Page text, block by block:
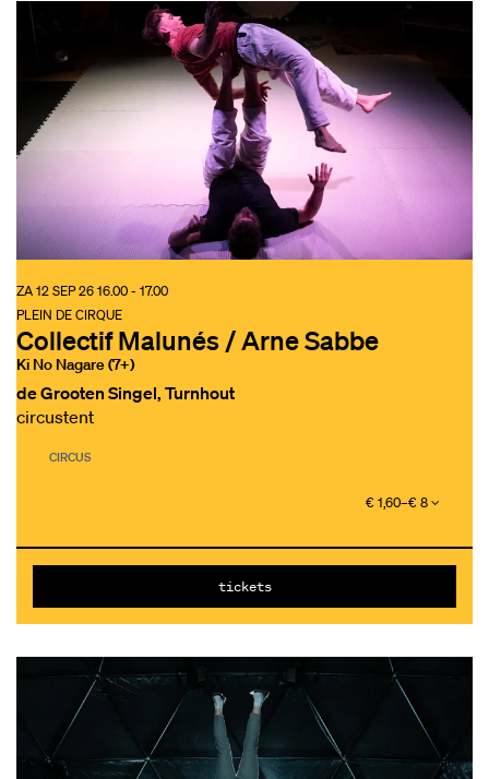
Collectif Malunés / Arne Sabbe
Ki No Nagare (7+)
PLEIN DE CIRQUE
ZA 12 SEP 2616.00 - 17.00
de Grooten Singel, Turnhout
circustent
CIRCUS
€ 1,60–€ 8
tickets